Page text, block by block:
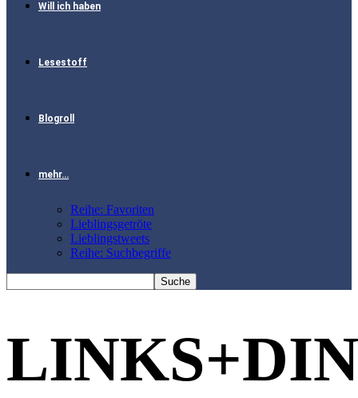
Will ich haben
Lesestoff
Blogroll
mehr…
Reihe: Favoriten
Lieblingsgetröte
Lieblingstweets
Reihe: Suchbegriffe